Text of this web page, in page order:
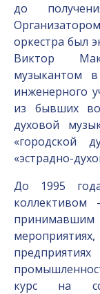
до
оркестра был
Виктор
музыкантом
инженерного
из бывших
духовой
«городской
«эстрадно-
До 1995
коллективом
курс на